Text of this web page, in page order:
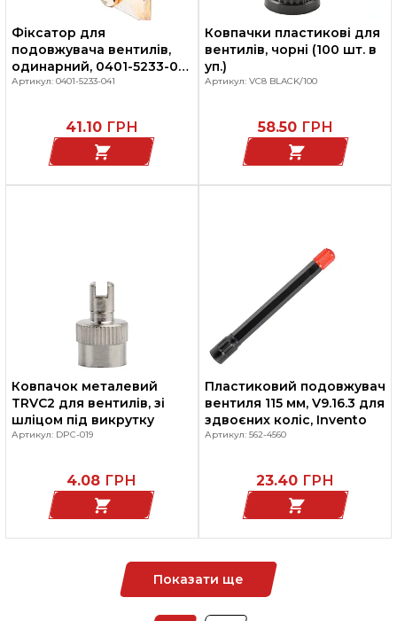
Фіксатор для
подовжувача вентилів,
одинарний, 0401-5233-041
HOFMANN PW
Артикул: 0401-5233-041
41.10 ГРН
Ковпачки пластикові для
вентилів, чорні (100 шт. в
уп.)
Артикул: VC8 BLACK/100
58.50 ГРН
Ковпачок металевий
TRVC2 для вентилів, зі
шліцом під викрутку
Артикул: DPC-019
4.08 ГРН
Пластиковий подовжувач
вентиля 115 мм, V9.16.3 для
здвоєних коліс, Invento
Артикул: 562-4560
23.40 ГРН
Показати ще